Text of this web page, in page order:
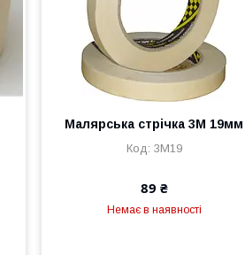
Малярська стрічка 3М 19мм
3М19
89 ₴
Немає в наявності